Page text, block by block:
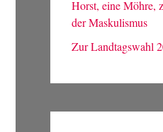
Horst, eine Möhre,
der Maskulismus
Zur Landtagswahl